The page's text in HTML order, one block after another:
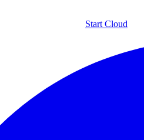
Start Cloud